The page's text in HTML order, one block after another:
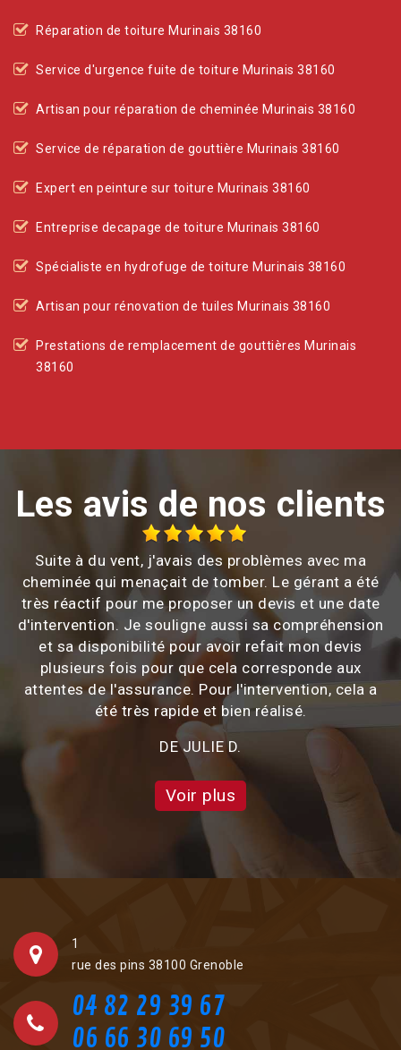
Réparation de toiture Murinais 38160
Service d'urgence fuite de toiture Murinais 38160
Artisan pour réparation de cheminée Murinais 38160
Service de réparation de gouttière Murinais 38160
Expert en peinture sur toiture Murinais 38160
Entreprise decapage de toiture Murinais 38160
Spécialiste en hydrofuge de toiture Murinais 38160
Artisan pour rénovation de tuiles Murinais 38160
Prestations de remplacement de gouttières Murinais
38160
Les avis de nos clients
Suite à du vent, j'avais des problèmes avec ma
cheminée qui menaçait de tomber. Le gérant a été
très réactif pour me proposer un devis et une date
d'intervention. Je souligne aussi sa compréhension
et sa disponibilité pour avoir refait mon devis
plusieurs fois pour que cela corresponde aux
attentes de l'assurance. Pour l'intervention, cela a
été très rapide et bien réalisé.
DE JULIE D.
Voir plus
1
rue des pins 38100 Grenoble
04 82 29 39 67
06 66 30 69 50